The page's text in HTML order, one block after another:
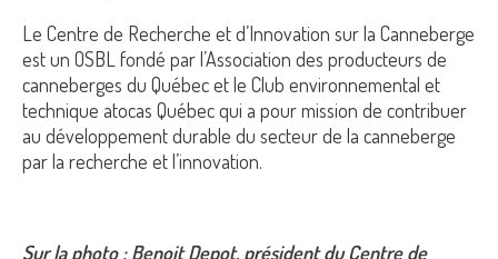
Le Centre de Recherche et d’Innovation sur la Canneberge
est un OSBL fondé par l’Association des producteurs de
canneberges du Québec et le Club environnemental et
technique atocas Québec qui a pour mission de contribuer
au développement durable du secteur de la canneberge
par la recherche et l’innovation.
Sur la photo : Benoit Depot, président du Centre de